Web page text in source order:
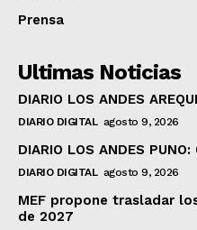
Prensa
Ultimas Noticias
DIARIO LOS ANDES
DIARIO DIGITAL agosto 9, 2026
DIARIO LOS ANDES
DIARIO DIGITAL agosto 9, 2026
MEF propone trasladar
de 2027